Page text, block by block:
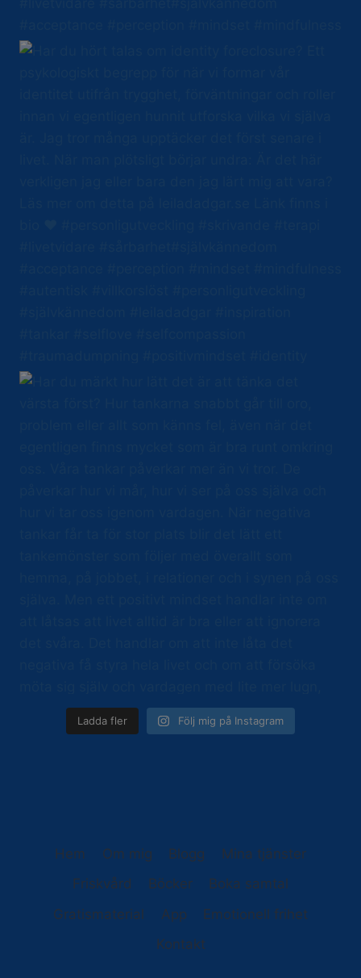
Ladda fler Följ mig på Instagram
Hem Om mig Blogg
Mina tjänster
Friskvård
Böcker
Boka samtal
Gratismaterial
App
Emotionell frihet
Kontakt